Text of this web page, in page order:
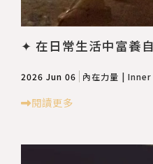
✦ 在日常生活中富養
2026 Jun 06 內在力量 |
閱讀更多